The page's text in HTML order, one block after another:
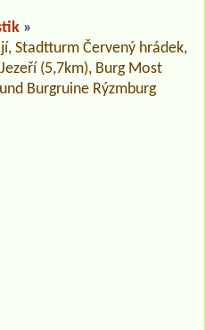
»
Stadtturm Červený hrádek,
(5,7km), Burg Most
Burgruine Rýzmburg